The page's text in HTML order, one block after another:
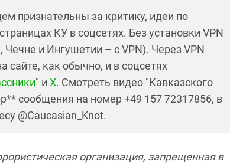
признательны за критику, идеи по
КУ в соцсетях. Без установки VPN
Чечне и Ингушетии – с VPN). Через VPN
сайте, как обычно, и в соцсетях
" и X. Смотреть видео "Кавказского
сообщения на номер +49 157 72317856, в
@Caucasian_Knot.
организация, запрещенная в